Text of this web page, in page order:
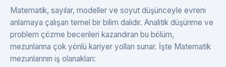
Matematik, sayılar, modeller ve soyut düşünceyle evreni
anlamaya çalışan temel bir bilim dalıdır. Analitik düşünme ve
problem çözme becerileri kazandıran bu bölüm,
mezunlarına çok yönlü kariyer yolları sunar. İşte Matematik
mezunlarının iş olanakları: